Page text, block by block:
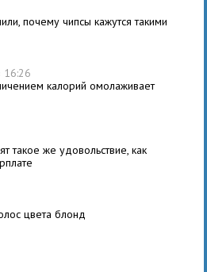
почему чипсы кажутся такими
16:26
калорий омолаживает
такое же удовольствие, как
цвета блонд